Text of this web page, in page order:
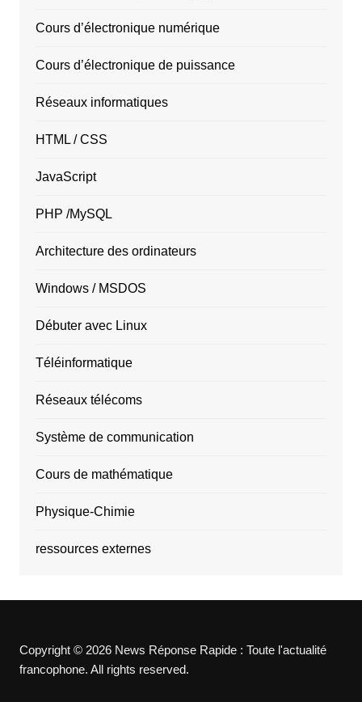
Cours d’électronique numérique
Cours d’électronique de puissance
Réseaux informatiques
HTML / CSS
JavaScript
PHP /MySQL
Architecture des ordinateurs
Windows / MSDOS
Débuter avec Linux
Téléinformatique
Réseaux télécoms
Système de communication
Cours de mathématique
Physique-Chimie
ressources externes
Copyright © 2026 News Réponse Rapide : Toute l'actualité
francophone. All rights reserved.